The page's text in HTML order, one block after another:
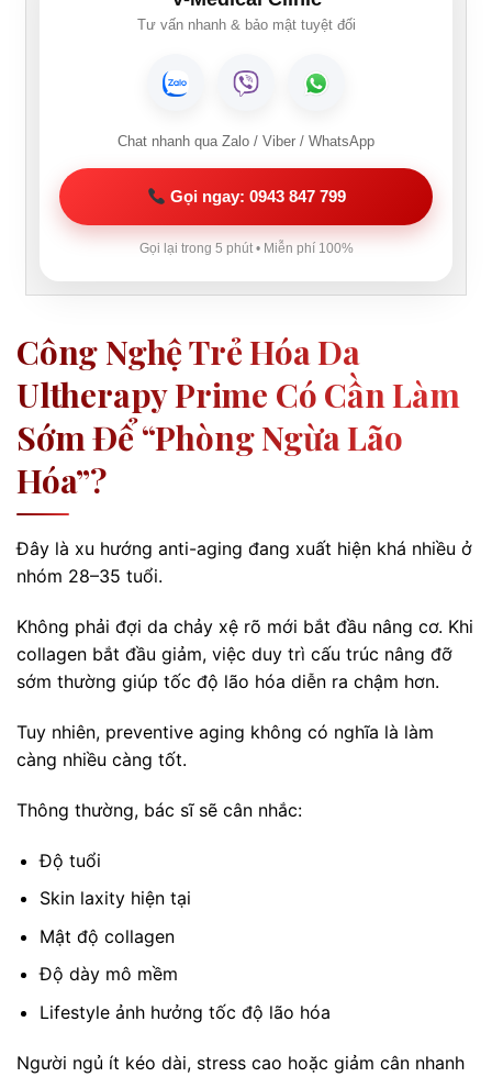
Tư vấn nhanh & bảo mật tuyệt đối
Chat nhanh qua Zalo / Viber / WhatsApp
Gọi ngay: 0943 847 799
Gọi lại trong 5 phút • Miễn phí 100%
Công Nghệ Trẻ Hóa Da
Ultherapy Prime Có Cần Làm
Sớm Để “phòng Ngừa Lão
Hóa”?
Đây là xu hướng anti-aging đang xuất hiện khá nhiều ở
nhóm 28–35 tuổi.
Không phải đợi da chảy xệ rõ mới bắt đầu nâng cơ. Khi
collagen bắt đầu giảm, việc duy trì cấu trúc nâng đỡ
sớm thường giúp tốc độ lão hóa diễn ra chậm hơn.
Tuy nhiên, preventive aging không có nghĩa là làm
càng nhiều càng tốt.
Thông thường, bác sĩ sẽ cân nhắc:
Độ tuổi
Skin laxity hiện tại
Mật độ collagen
Độ dày mô mềm
Lifestyle ảnh hưởng tốc độ lão hóa
Người ngủ ít kéo dài, stress cao hoặc giảm cân nhanh